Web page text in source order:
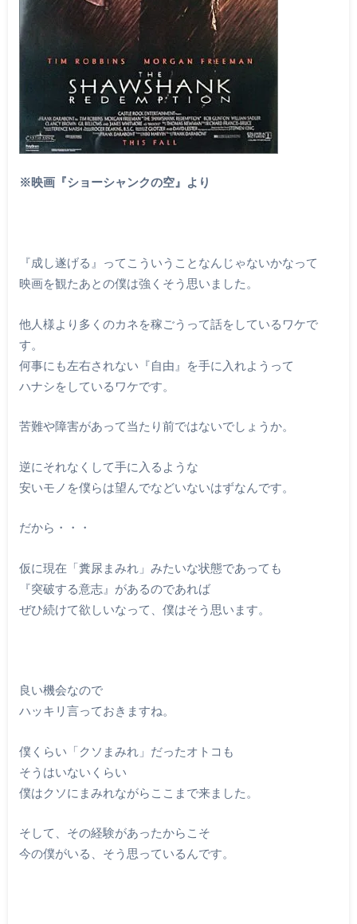
※映画『ショーシャンクの空』より
『成し遂げる』ってこういうことなんじゃないかなって
映画を観たあとの僕は強くそう思いました。
他人様より多くのカネを稼ごうって話をしているワケで
す。
何事にも左右されない『自由』を手に入れようって
ハナシをしているワケです。
苦難や障害があって当たり前ではないでしょうか。
逆にそれなくして手に入るような
安いモノを僕らは望んでなどいないはずなんです。
だから・・・
仮に現在「糞尿まみれ」みたいな状態であっても
『突破する意志』があるのであれば
ぜひ続けて欲しいなって、僕はそう思います。
良い機会なので
ハッキリ言っておきますね。
僕くらい「クソまみれ」だったオトコも
そうはいないくらい
僕はクソにまみれながらここまで来ました。
そして、その経験があったからこそ
今の僕がいる、そう思っているんです。